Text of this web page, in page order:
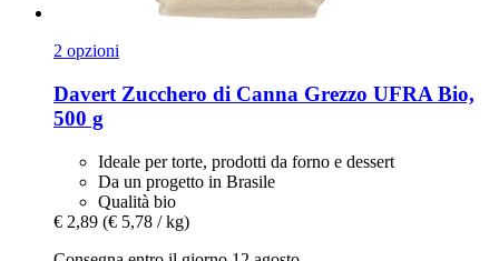
2 opzioni
Davert Zucchero di Canna Grezzo UFRA Bio,
500 g
Ideale per torte, prodotti da forno e dessert
Da un progetto in Brasile
Qualità bio
€ 2,89 (€ 5,78 / kg)